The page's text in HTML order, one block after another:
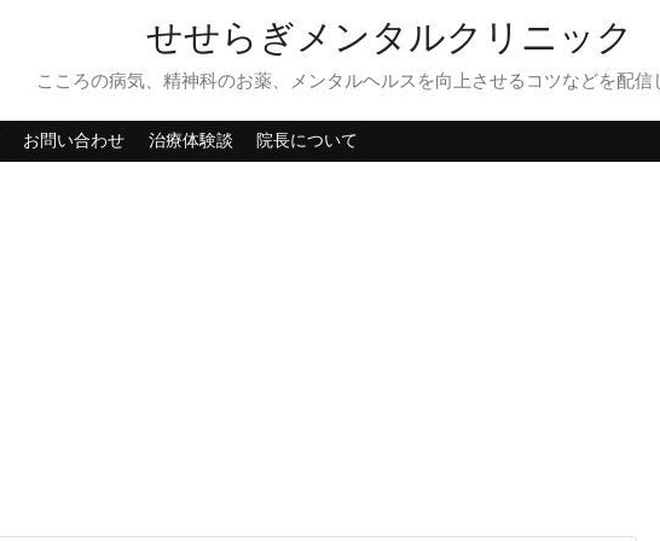
せせらぎメンタルクリニック
こころの病気、精神科のお薬、メンタルヘルスを向上させるコツなどを配信
お問い合わせ 治療体験談 院長について